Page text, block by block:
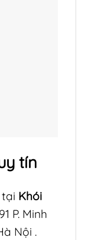
tín
Khói
P. Minh
Nội .